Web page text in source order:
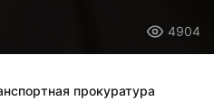
4904
прокуратура